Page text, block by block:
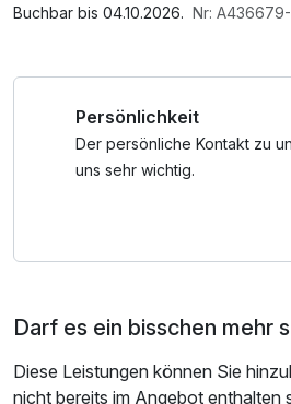
Frühstück und entdecken sie
*Echt-Bodensee-Card
-inkl. Nutzung ÖPNV
-inkl. Ermäßigungen Museen,
uvm.
Parkplatz, W-LAN Nutzung /
Buchbar bis 04.10.2026. Nr: A436679-
Persönlichkeit
Der persönliche Kontakt zu
uns sehr wichtig.
Darf es ein bisschen mehr
Diese Leistungen können Sie
nicht bereits im Angebot enthalten